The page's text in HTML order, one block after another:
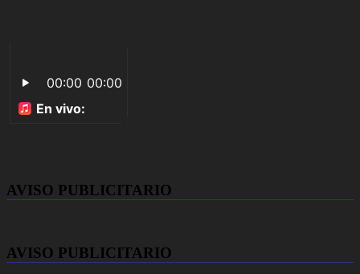
AVISO PUBLICITARIO
AVISO PUBLICITARIO